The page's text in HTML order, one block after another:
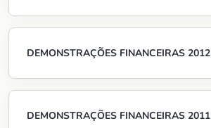
DEMONSTRAÇÕES FINANCEIRAS 2012
DEMONSTRAÇÕES FINANCEIRAS 2011